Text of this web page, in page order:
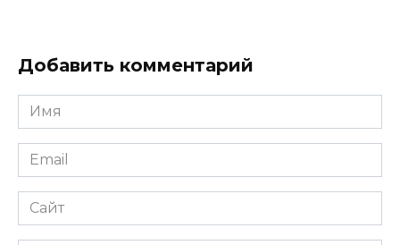
Добавить комментарий
Имя
Email
Сайт